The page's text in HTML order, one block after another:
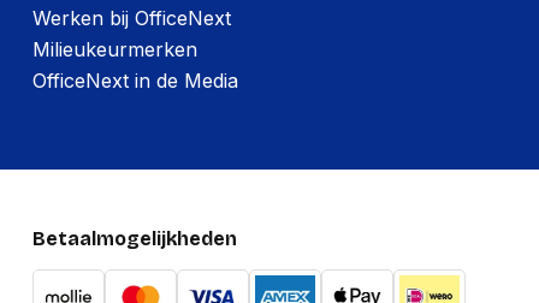
Werken bij OfficeNext
Milieukeurmerken
OfficeNext in de Media
Betaalmogelijkheden